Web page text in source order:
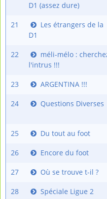
D1 (assez dure)
21
Les étrangers de la
D1
22
méli-mélo :
l'intrus !!!
23 ARGENTINA !!!
24 Questions Diverses
25 Du tout au foot
26 Encore du foot
27 Où se trouve t-il ?
28 Spéciale Ligue 2